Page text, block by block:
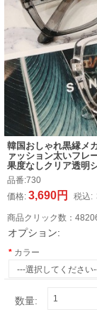
韓国おしゃれ黒縁メ
ァッション太いフレ
果度なしクリア透明
品番:730
価格: 3,690円 税込:
商品クリック数：
オプション:
カラー
数量: